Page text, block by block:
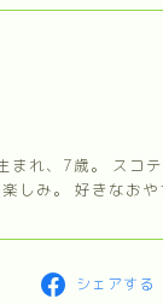
まれ、7歳。 スコ
しみ。 好きなお
シェアする